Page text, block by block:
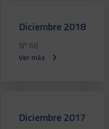
Diciembre 2018
Nº 66
Ver más
Diciembre 2017